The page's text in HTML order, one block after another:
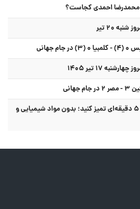
محمدرضا احمدی کجاست؟
۲۰ تیر
۱۷ تیر ۱۴۰۵
مایکروویو را با این ترفند ۵ دقیقه‌ای تمیز کنید؛ بدون مواد شیمیایی و